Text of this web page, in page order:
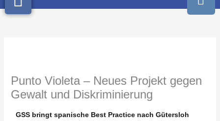
n
s
a
Punto Violeta – Neues Projekt gegen
Gewalt und Diskriminierung
GSS bringt spanische Best Practice nach Gütersloh